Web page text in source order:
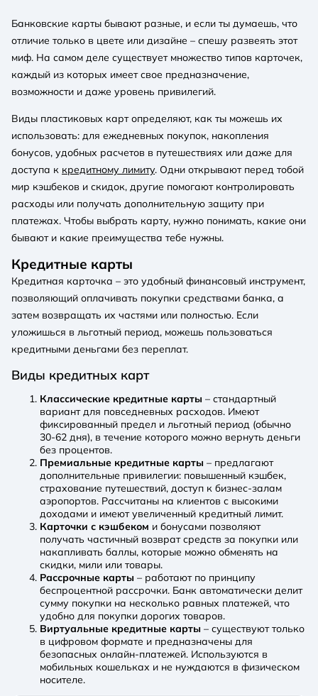
Банковские карты бывают разные, и если ты думаешь, что
отличие только в цвете или дизайне – спешу развеять этот
миф. На самом деле существует множество типов карточек,
каждый из которых имеет свое предназначение,
возможности и даже уровень привилегий.
Виды пластиковых карт определяют, как ты можешь их
использовать: для ежедневных покупок, накопления
бонусов, удобных расчетов в путешествиях или даже для
доступа к кредитному лимиту. Одни открывают перед тобой
мир кэшбеков и скидок, другие помогают контролировать
расходы или получать дополнительную защиту при
платежах. Чтобы выбрать карту, нужно понимать, какие они
бывают и какие преимущества тебе нужны.
Кредитные карты
Кредитная карточка – это удобный финансовый инструмент,
позволяющий оплачивать покупки средствами банка, а
затем возвращать их частями или полностью. Если
уложишься в льготный период, можешь пользоваться
кредитными деньгами без переплат.
Виды кредитных карт
Классические кредитные карты – стандартный
вариант для повседневных расходов. Имеют
фиксированный предел и льготный период (обычно
30-62 дня), в течение которого можно вернуть деньги
без процентов.
Премиальные кредитные карты – предлагают
дополнительные привилегии: повышенный кэшбек,
страхование путешествий, доступ к бизнес-залам
аэропортов. Рассчитаны на клиентов с высокими
доходами и имеют увеличенный кредитный лимит.
Карточки с кэшбеком и бонусами позволяют
получать частичный возврат средств за покупки или
накапливать баллы, которые можно обменять на
скидки, мили или товары.
Рассрочные карты – работают по принципу
беспроцентной рассрочки. Банк автоматически делит
сумму покупки на несколько равных платежей, что
удобно для покупки дорогих товаров.
Виртуальные кредитные карты – существуют только
в цифровом формате и предназначены для
безопасных онлайн-платежей. Используются в
мобильных кошельках и не нуждаются в физическом
носителе.